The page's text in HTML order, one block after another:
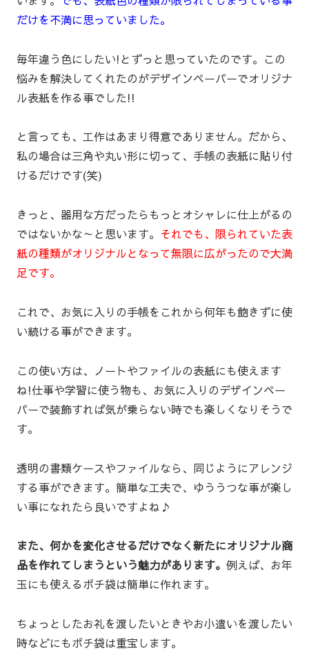
だけを不満に思っていました。
毎年違う色にしたい!とずっと思っていたのです。この
悩みを解決してくれたのがデザインペーパーでオリジナ
ル表紙を作る事でした!!
と言っても、工作はあまり得意でありません。だから、
私の場合は三角や丸い形に切って、手帳の表紙に貼り付
けるだけです(笑)
きっと、器用な方だったらもっとオシャレに仕上がるの
ではないかな～と思います。 それでも、限られていた表
紙の種類がオリジナルとなって無限に広がったので大満
足です。
これで、お気に入りの手帳をこれから何年も飽きずに使
い続ける事ができます。
この使い方は、ノートやファイルの表紙にも使えます
ね!仕事や学習に使う物も、お気に入りのデザインペー
パーで装飾すれば気が乗らない時でも楽しくなりそうで
す。
透明の書類ケースやファイルなら、同じようにアレンジ
する事ができます。簡単な工夫で、ゆううつな事が楽し
い事になれたら良いですよね♪
また、何かを変化させるだけでなく新たにオリジナル商
品を作れてしまうという魅力があります。 例えば、お年
玉にも使えるポチ袋は簡単に作れます。
ちょっとしたお礼を渡したいときやお小遣いを渡したい
時などにもポチ袋は重宝します。